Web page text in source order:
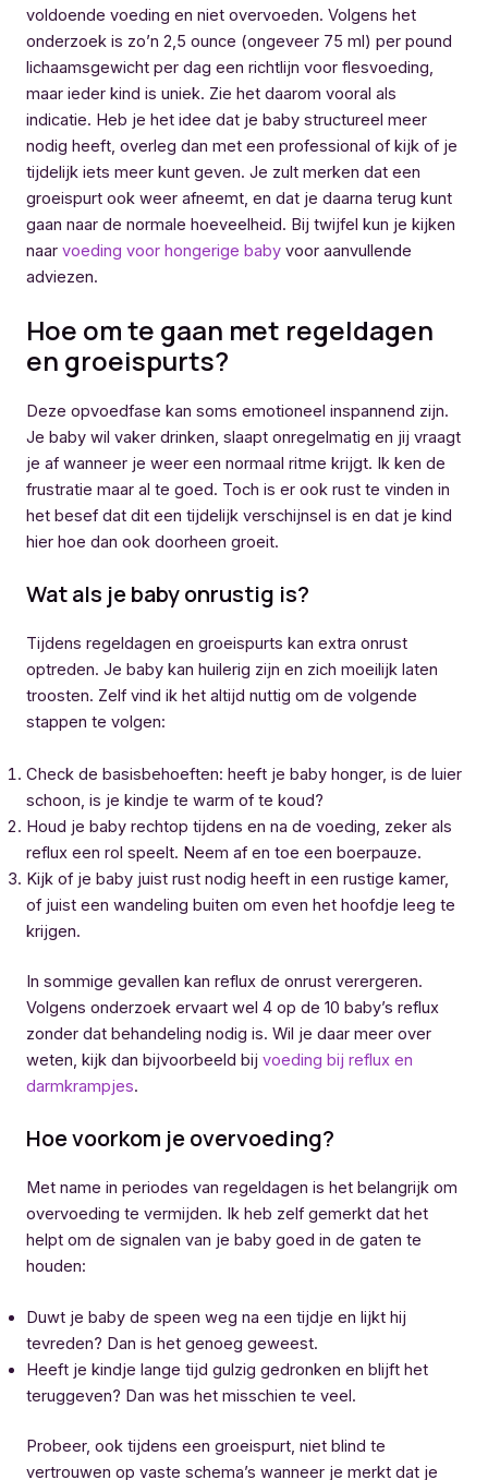
voldoende voeding en niet overvoeden. Volgens het
onderzoek is zo’n 2,5 ounce (ongeveer 75 ml) per pound
lichaamsgewicht per dag een richtlijn voor flesvoeding,
maar ieder kind is uniek. Zie het daarom vooral als
indicatie. Heb je het idee dat je baby structureel meer
nodig heeft, overleg dan met een professional of kijk of je
tijdelijk iets meer kunt geven. Je zult merken dat een
groeispurt ook weer afneemt, en dat je daarna terug kunt
gaan naar de normale hoeveelheid. Bij twijfel kun je kijken
naar voeding voor hongerige baby voor aanvullende
adviezen.
Hoe om te gaan met regeldagen
en groeispurts?
Deze opvoedfase kan soms emotioneel inspannend zijn.
Je baby wil vaker drinken, slaapt onregelmatig en jij vraagt
je af wanneer je weer een normaal ritme krijgt. Ik ken de
frustratie maar al te goed. Toch is er ook rust te vinden in
het besef dat dit een tijdelijk verschijnsel is en dat je kind
hier hoe dan ook doorheen groeit.
Wat als je baby onrustig is?
Tijdens regeldagen en groeispurts kan extra onrust
optreden. Je baby kan huilerig zijn en zich moeilijk laten
troosten. Zelf vind ik het altijd nuttig om de volgende
stappen te volgen:
Check de basisbehoeften: heeft je baby honger, is de luier
schoon, is je kindje te warm of te koud?
Houd je baby rechtop tijdens en na de voeding, zeker als
reflux een rol speelt. Neem af en toe een boerpauze.
Kijk of je baby juist rust nodig heeft in een rustige kamer,
of juist een wandeling buiten om even het hoofdje leeg te
krijgen.
In sommige gevallen kan reflux de onrust verergeren.
Volgens onderzoek ervaart wel 4 op de 10 baby’s reflux
zonder dat behandeling nodig is. Wil je daar meer over
weten, kijk dan bijvoorbeeld bij voeding bij reflux en
darmkrampjes.
Hoe voorkom je overvoeding?
Met name in periodes van regeldagen is het belangrijk om
overvoeding te vermijden. Ik heb zelf gemerkt dat het
helpt om de signalen van je baby goed in de gaten te
houden:
Duwt je baby de speen weg na een tijdje en lijkt hij
tevreden? Dan is het genoeg geweest.
Heeft je kindje lange tijd gulzig gedronken en blijft het
teruggeven? Dan was het misschien te veel.
Probeer, ook tijdens een groeispurt, niet blind te
vertrouwen op vaste schema’s wanneer je merkt dat je